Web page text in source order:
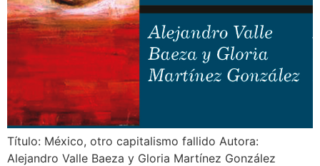
Título: México, otro capitalismo fallido Autora:
Alejandro Valle Baeza y Gloria Martínez González